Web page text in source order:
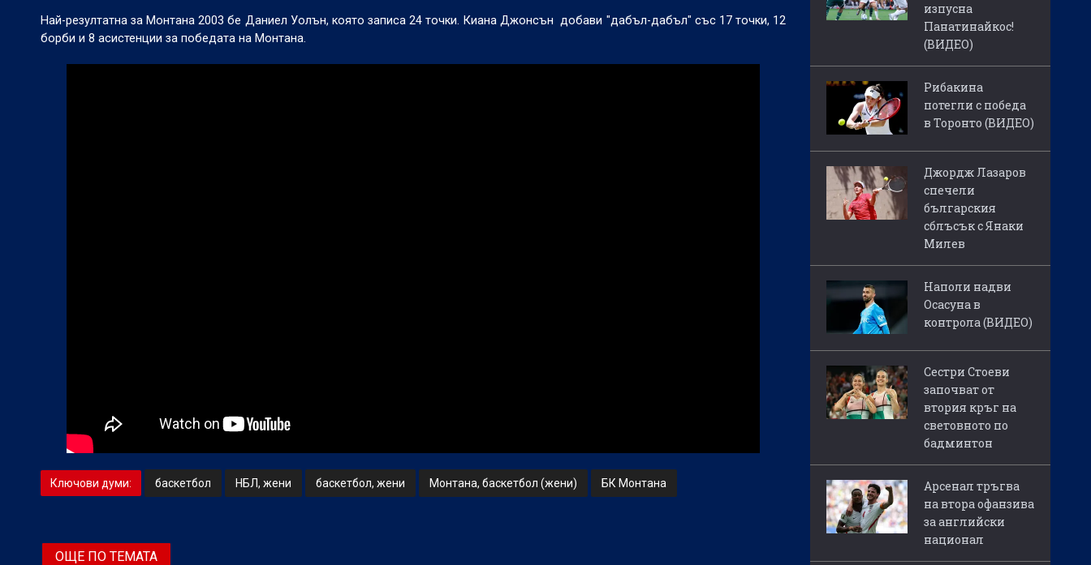
Най-резултатна за Монтана 2003 бе Даниел Уолън, която записа 24 точки. Киана Джонсън добави "дабъл-дабъл" със 17 точки, 12
борби и 8 асистенции за победата на Монтана.
Ключови думи: баскетбол НБЛ, жени баскетбол, жени Монтана, баскетбол (жени) БК Монтана
ОЩЕ ПО ТЕМАТА
изпусна
Панатинайкос!
(ВИДЕО)
Рибакина
потегли с победа
в Торонто (ВИДЕО)
Джордж Лазаров
спечели
българския
сблъсък с Янаки
Милев
Наполи надви
Осасуна в
контрола (ВИДЕО)
Сестри Стоеви
започват от
втория кръг на
световното по
бадминтон
Арсенал тръгва
на втора офанзива
за английски
национал